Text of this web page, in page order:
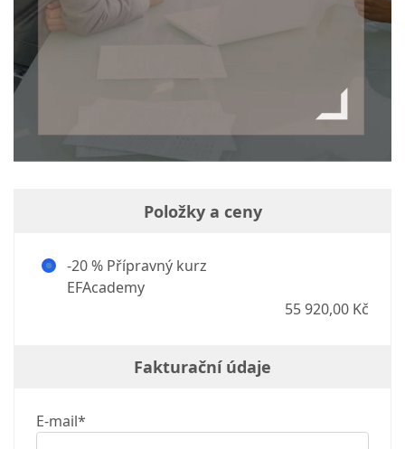
Položky a ceny
-20 % Přípravný kurz
EFAcademy
55 920,00 Kč
Fakturační údaje
E-mail*